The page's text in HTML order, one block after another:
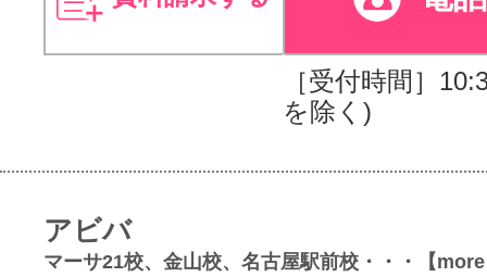
［受付時間］
を除く)
アビバ
マーサ21校、金山校、名古屋駅前校・・・【